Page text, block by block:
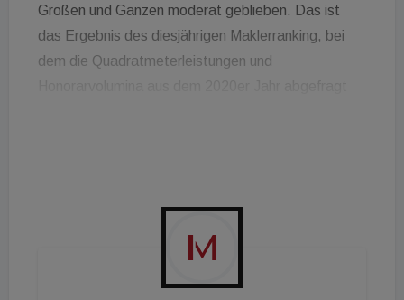
Großen und Ganzen moderat geblieben. Das ist
das Ergebnis des diesjährigen Maklerranking, bei
dem die Quadratmeterleistungen und
keineswegs eingebrochen ist und nach wie vor auf
hohem Niveau geblieben sind. Allfällige Rückgänge
haben sich mehr durch den Umstand, dass
Österreich ein belebter Markt mit vielen Teilnehmern